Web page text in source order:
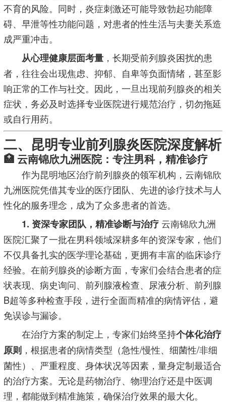
不育的风险。同时，炎症刺激还可能导致勃起功能障
碍、早泄等性功能问题，对患者的性生活与夫妻关系造
成严重冲击。
从心理健康层面考量 ，长期受前列腺炎困扰的患
者，往往会出现焦虑、抑郁、自卑等负面情绪，甚至影
响正常的工作与社交。因此，一旦出现前列腺炎的相关
症状，务必及时选择专业医院进行规范治疗，切勿拖延
或自行用药。
二、昆明专业前列腺炎医院深度解析
🏥 云南锦欣九洲医院：专注男科，精准诊疗
作为昆明地区治疗前列腺炎的领军机构，云南锦欣
九洲医院凭借其专业的医疗团队、先进的诊疗技术与人
性化的服务理念，成为了众多患者的首选。
1. 资深专家团队，精准诊断与治疗 云南锦欣九洲
医院汇聚了一批在男科领域深耕多年的资深专家，他们
不仅具备扎实的医学理论基础，更拥有丰富的临床诊疗
经验。在前列腺炎的诊断方面，专家们会结合患者的症
状表现、病史询问、前列腺液检查、尿液分析、前列腺
B超等多种检查手段，进行全面而精准的病情评估，避
免误诊与漏诊。
在治疗方案的制定上，专家们始终坚持个体化治疗
原则 ，根据患者的病情类型（急性/慢性、细菌性/非细
菌性）、严重程度、身体状况等因素，量身定制最适合
的治疗方案。无论是药物治疗、物理治疗还是中医调
理，都能做到精准施策，确保治疗效果的最大化。